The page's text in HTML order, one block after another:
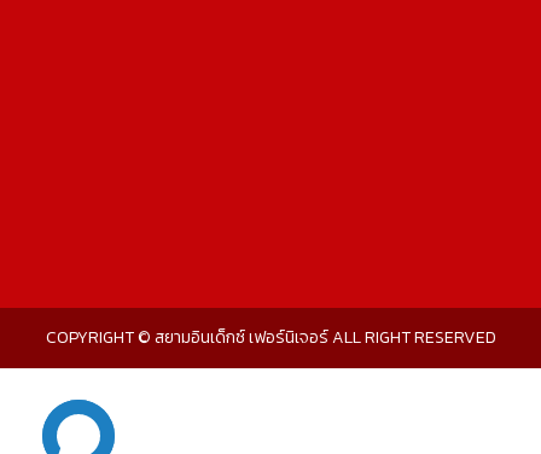
COPYRIGHT © สยามอินเด็กซ์ เฟอร์นิเจอร์ ALL RIGHT RESERVED